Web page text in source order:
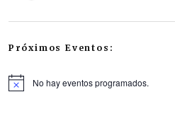
Próximos Eventos:
No hay eventos programados.